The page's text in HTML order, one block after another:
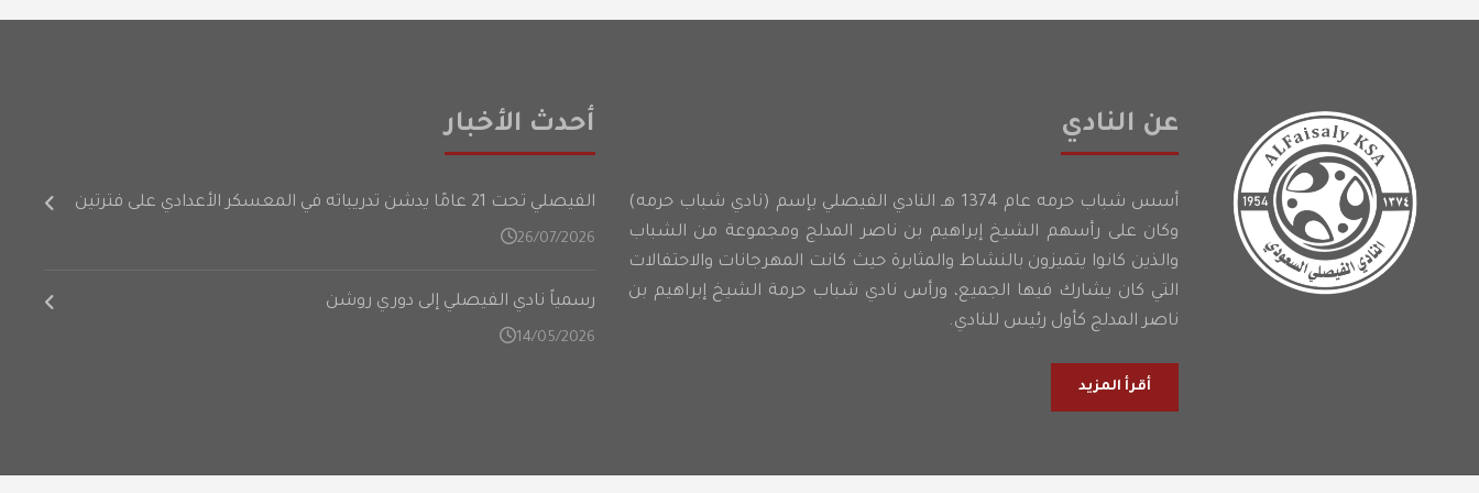
عن النادي
أسس شباب حرمه عام 1374 هـ النادي الفيصلي بإسم (نادي شباب حرمه)
وكان على رأسهم الشيخ إبراهيم بن ناصر المدلج ومجموعة من الشباب
والذين كانوا يتميزون بالنشاط والمثابرة حيث كانت المهرجانات والاحتفالات
التي كان يشارك فيها الجميع، ورأس نادي شباب حرمة الشيخ إبراهيم بن
ناصر المدلج كأول رئيس للنادي.
أقرأ المزيد
أحدث الأخبار
الفيصلي تحت 21 عامًا يدشن تدريباته في المعسكر الأعدادي على فترتين
26/07/2026
رسمياً نادي الفيصلي إلى دوري روشن
14/05/2026